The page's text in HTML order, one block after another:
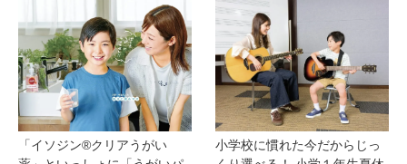
「イソジン®クリアうがい
小学校に慣れた今だからじっ